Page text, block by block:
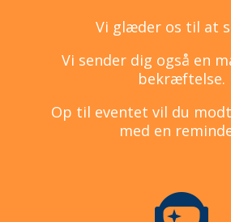
Vi glæder os til at
Vi sender dig også en
bekræftelse.
Op til eventet vil du
med en